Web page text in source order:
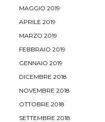
MAGGIO 2019
APRILE 2019
MARZO 2019
FEBBRAIO 2019
GENNAIO 2019
DICEMBRE 2018
NOVEMBRE 2018
OTTOBRE 2018
SETTEMBRE 2018